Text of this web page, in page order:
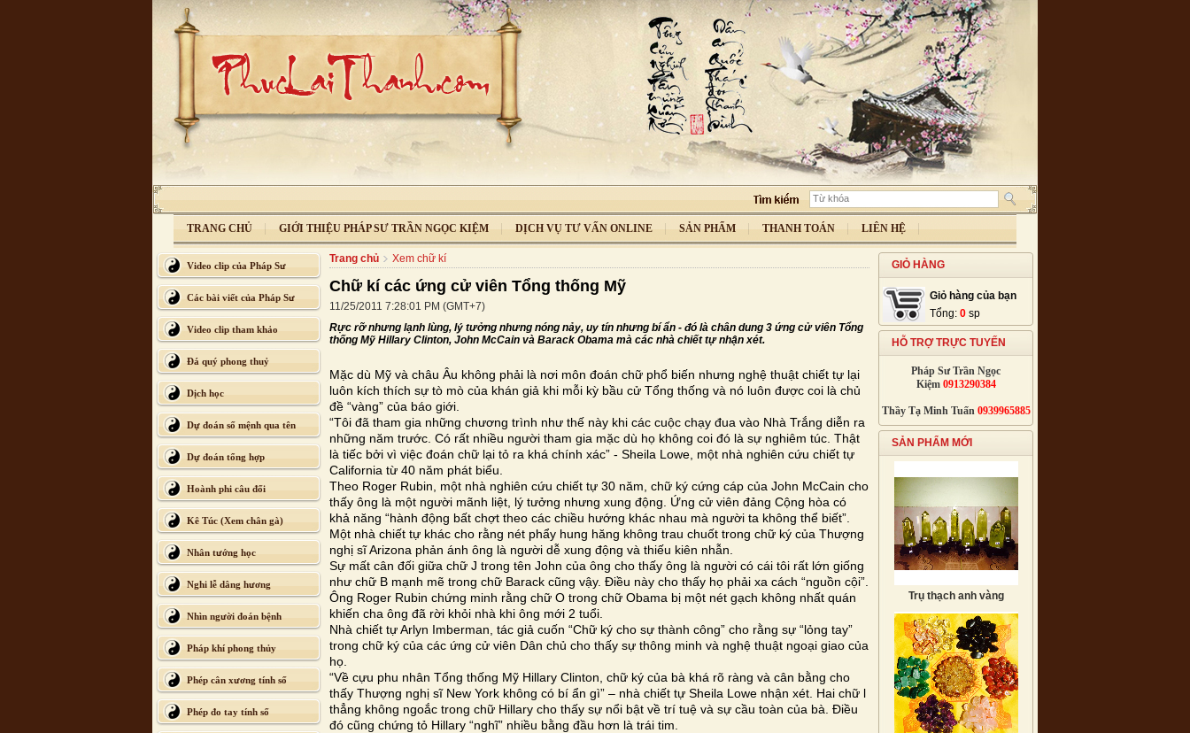
TRANG CHỦ GIỚI THIỆU PHÁP SƯ TRẦN NGỌC KIỆM DỊCH VỤ TƯ VẤN ONLINE SẢN PHẨM THANH TOÁN LIÊN HỆ
Video clip của Pháp Sư
Các bài viết của Pháp Sư
Video clip tham khảo
Đá quý phong thuỷ
Dịch học
Dự đoán số mệnh qua tên
Dự đoán tổng hợp
Hoành phi câu đối
Kê Túc (Xem chân gà)
Nhân tướng học
Nghi lễ dâng hương
Nhìn người đoán bệnh
Pháp khí phong thủy
Phép cân xương tính số
Phép đo tay tính số
Trang chủ Xem chữ kí
Chữ kí các ứng cử viên Tổng thống Mỹ
11/25/2011 7:28:01 PM (GMT+7)
Rực rỡ nhưng lạnh lùng, lý tưởng nhưng nóng nảy, uy tín nhưng bí ẩn - đó là chân dung 3 ứng cử viên Tổng
thống Mỹ Hillary Clinton, John McCain và Barack Obama mà các nhà chiết tự nhận xét.
Mặc dù Mỹ và châu Âu không phải là nơi môn đoán chữ phổ biến nhưng nghệ thuật chiết tự lại
luôn kích thích sự tò mò của khán giả khi mỗi kỳ bầu cử Tổng thống và nó luôn được coi là chủ
đề “vàng” của báo giới.
“Tôi đã tham gia những chương trình như thế này khi các cuộc chạy đua vào Nhà Trắng diễn ra
những năm trước. Có rất nhiều người tham gia mặc dù họ không coi đó là sự nghiêm túc. Thật
là tiếc bởi vì việc đoán chữ lại tỏ ra khá chính xác” - Sheila Lowe, một nhà nghiên cứu chiết tự
California từ 40 năm phát biểu.
Theo Roger Rubin, một nhà nghiên cứu chiết tự 30 năm, chữ ký cứng cáp của John McCain cho
thấy ông là một người mãnh liệt, lý tưởng nhưng xung động. Ứng cử viên đảng Cộng hòa có
khả năng “hành động bất chợt theo các chiều hướng khác nhau mà người ta không thể biết”.
Một nhà chiết tự khác cho rằng nét phẩy hung hăng không trau chuốt trong chữ ký của Thượng
nghị sĩ Arizona phản ánh ông là người dễ xung động và thiếu kiên nhẫn.
Sự mất cân đối giữa chữ J trong tên John của ông cho thấy ông là người có cái tôi rất lớn giống
như chữ B mạnh mẽ trong chữ Barack cũng vậy. Điều này cho thấy họ phải xa cách “nguồn cội”.
Ông Roger Rubin chứng minh rằng chữ O trong chữ Obama bị một nét gạch không nhất quán
khiến cha ông đã rời khỏi nhà khi ông mới 2 tuổi.
Nhà chiết tự Arlyn Imberman, tác giả cuốn “Chữ ký cho sự thành công” cho rằng sự “lỏng tay”
trong chữ ký của các ứng cử viên Dân chủ cho thấy sự thông minh và nghệ thuật ngoại giao của
họ.
“Về cựu phu nhân Tổng thống Mỹ Hillary Clinton, chữ ký của bà khá rõ ràng và cân bằng cho
thấy Thượng nghị sĩ New York không có bí ẩn gì” – nhà chiết tự Sheila Lowe nhận xét. Hai chữ l
thẳng không ngoắc trong chữ Hillary cho thấy sự nổi bật về trí tuệ và sự cầu toàn của bà. Điều
đó cũng chứng tỏ Hillary “nghĩ” nhiều bằng đầu hơn là trái tim.
GIỎ HÀNG
Giỏ hàng của bạn
Tổng: 0 sp
HỖ TRỢ TRỰC TUYẾN
Pháp Sư Trần Ngọc
Kiệm 0913290384
Thầy Tạ Minh Tuấn 0939965885
SẢN PHẨM MỚI
Trụ thạch anh vàng